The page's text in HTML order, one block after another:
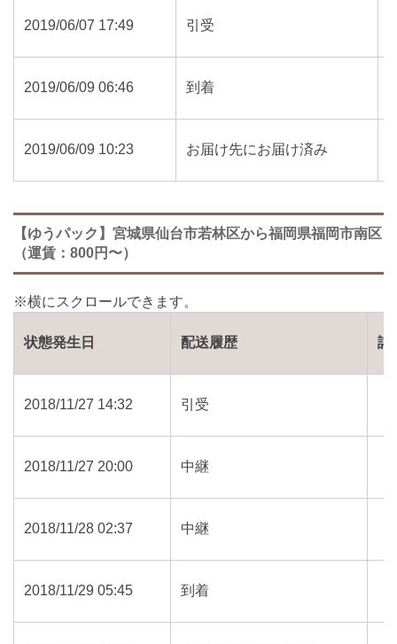
2019/06/07 17:49 引受
2019/06/09 06:46 到着
2019/06/09 10:23 お届け先にお届け済み
【ゆうパック】宮城県仙台市若林区から福岡県福岡市南区
（運賃：800円〜）
状態発生日 配送履歴 詳
2018/11/27 14:32 引受
2018/11/27 20:00 中継
2018/11/28 02:37 中継
2018/11/29 05:45 到着